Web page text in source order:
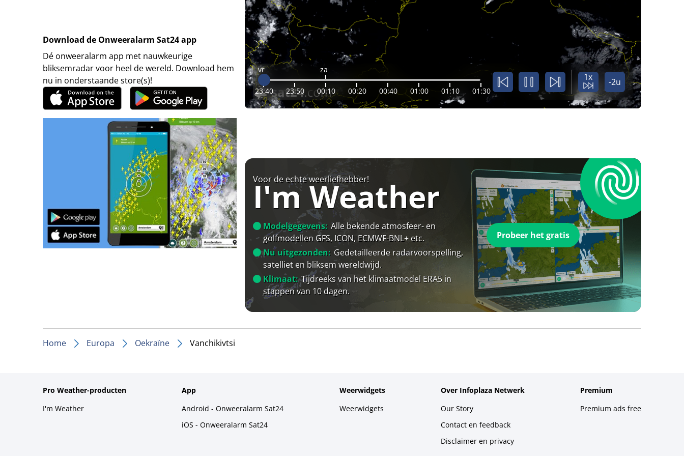
Download de Onweeralarm Sat24 app
Dé onweeralarm app met nauwkeurige
bliksemradar voor heel de wereld. Download hem
nu in onderstaande store(s)!
vr za
23:40 23:50 00:10 00:20 00:40 01:00 01:10 01:30
1x -2u
Voor de echte weerliefhebber!
I'm Weather
Modelgegevens: Alle bekende atmosfeer- en
golfmodellen GFS, ICON, ECMWF-BNL+ etc.
Nu uitgezonden: Gedetailleerde radarvoorspelling,
satelliet en bliksem wereldwijd.
Klimaat: Tijdreeks van het klimaatmodel ERA5 in
stappen van 10 dagen.
Probeer het gratis
Home Europa Oekraïne Vanchikivtsi
Pro Weather-producten
I'm Weather
App
Android - Onweeralarm Sat24
iOS - Onweeralarm Sat24
Weerwidgets
Weerwidgets
Over Infoplaza Netwerk
Our Story
Contact en feedback
Disclaimer en privacy
Premium
Premium ads free